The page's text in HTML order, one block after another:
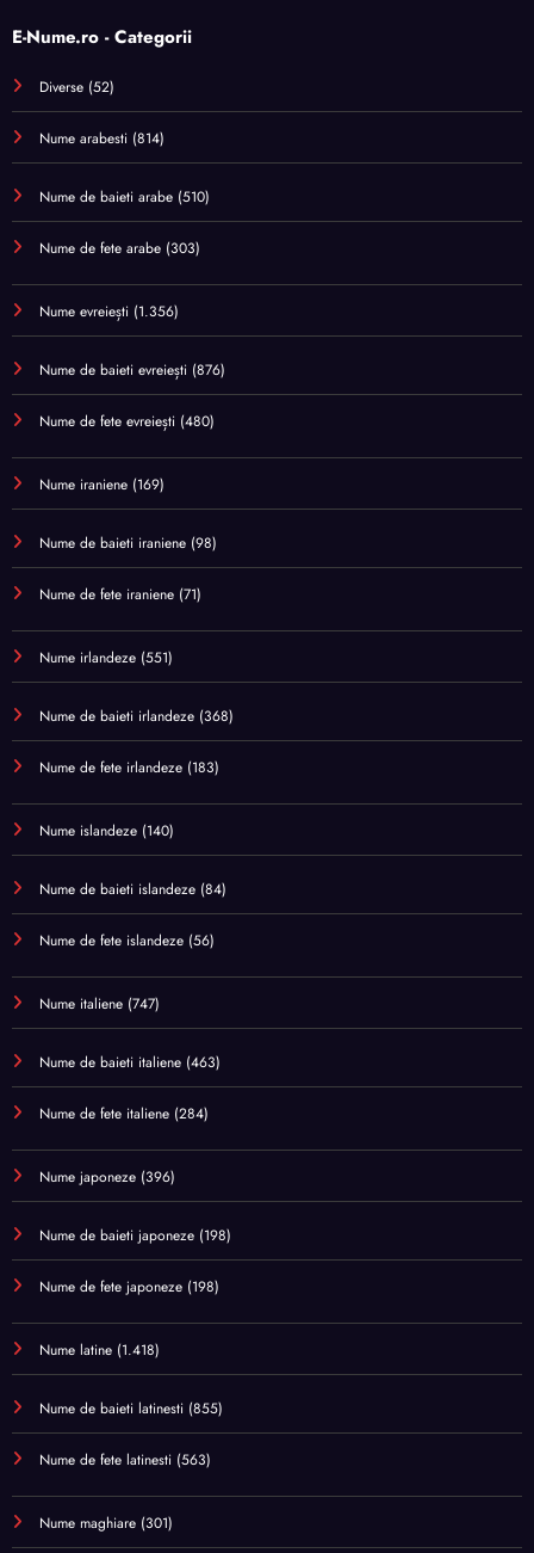
E-Nume.ro - Categorii
Diverse (52)
Nume arabesti (814)
Nume de baieti arabe (510)
Nume de fete arabe (303)
Nume evreiești (1.356)
Nume de baieti evreiești (876)
Nume de fete evreiești (480)
Nume iraniene (169)
Nume de baieti iraniene (98)
Nume de fete iraniene (71)
Nume irlandeze (551)
Nume de baieti irlandeze (368)
Nume de fete irlandeze (183)
Nume islandeze (140)
Nume de baieti islandeze (84)
Nume de fete islandeze (56)
Nume italiene (747)
Nume de baieti italiene (463)
Nume de fete italiene (284)
Nume japoneze (396)
Nume de baieti japoneze (198)
Nume de fete japoneze (198)
Nume latine (1.418)
Nume de baieti latinesti (855)
Nume de fete latinesti (563)
Nume maghiare (301)